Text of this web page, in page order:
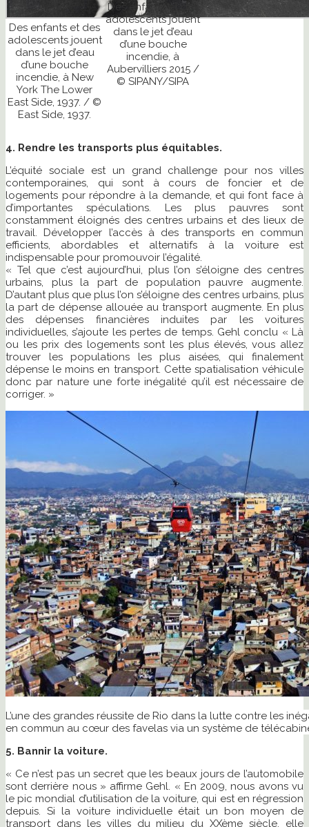
Des enfants et des
adolescents jouent
dans le jet d’eau
d’une bouche
incendie, à New
York The Lower
East Side, 1937. / ©
East Side, 1937.
Des enfants et des
adolescents jouent
dans le jet d’eau
d’une bouche
incendie, à
Aubervilliers 2015 /
© SIPANY/SIPA
4. Rendre les transports plus équitables.
L’équité sociale est un grand challenge pour nos villes
contemporaines, qui sont à cours de foncier et de
logements pour répondre à la demande, et qui font face à
d’importantes spéculations. Les plus pauvres sont
constamment éloignés des centres urbains et des lieux de
travail. Développer l’accès à des transports en commun
efficients, abordables et alternatifs à la voiture est
indispensable pour promouvoir l’égalité.
« Tel que c’est aujourd’hui, plus l’on s’éloigne des centres
urbains, plus la part de population pauvre augmente.
D’autant plus que plus l’on s’éloigne des centres urbains, plus
la part de dépense allouée au transport augmente. En plus
des dépenses financières induites par les voitures
individuelles, s’ajoute les pertes de temps. Gehl conclu « Là
ou les prix des logements sont les plus élevés, vous allez
trouver les populations les plus aisées, qui finalement
dépense le moins en transport. Cette spatialisation véhicule
donc par nature une forte inégalité qu’il est nécessaire de
corriger. »
L’une des grandes réussite de Rio dans la lutte contre les
en commun au cœur des favelas via un système de
5. Bannir la voiture.
« Ce n’est pas un secret que les beaux jours de l’automobile
sont derrière nous » affirme Gehl. « En 2009, nous avons vu
le pic mondial d’utilisation de la voiture, qui est en régression
depuis. Si la voiture individuelle était un bon moyen de
transport dans les villes du milieu du XXème siècle, elle